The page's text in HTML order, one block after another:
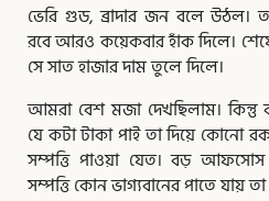
ভেরি গুড, ব্রাদার জন বলে উঠল।
রবে আরও কয়েকবার হাঁক দিলে।
সে সাত হাজার দাম তুলে দিলে।
আমরা বেশ মজা দেখছিলাম। কিন্তু
যে কটা টাকা পাই তা দিয়ে কোনাে
সম্পত্তি পাওয়া যেত। বড়
সম্পত্তি কোন ভাগ্যবানের পাতে যায়